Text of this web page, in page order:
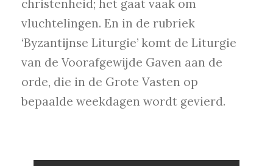
christenheid; het gaat vaak om
vluchtelingen. En in de rubriek
‘Byzantijnse Liturgie’ komt de Liturgie
van de Voorafgewijde Gaven aan de
orde, die in de Grote Vasten op
bepaalde weekdagen wordt gevierd.